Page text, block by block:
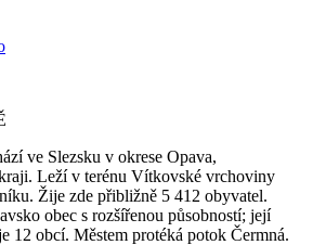
ve Slezsku v okrese Opava,
Leží v terénu Vítkovské vrchoviny
Žije zde přibližně 5 412 obyvatel.
obec s rozšířenou působností; její
12 obcí. Městem protéká potok Čermná.